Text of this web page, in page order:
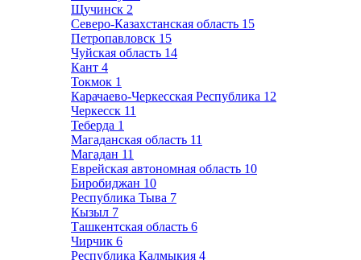
Щучинск 2
Северо-Казахстанская область 15
Петропавловск 15
Чуйская область 14
Кант 4
Токмок 1
Карачаево-Черкесская Республика 12
Черкесск 11
Теберда 1
Магаданская область 11
Магадан 11
Еврейская автономная область 10
Биробиджан 10
Республика Тыва 7
Кызыл 7
Ташкентская область 6
Чирчик 6
Республика Калмыкия 4